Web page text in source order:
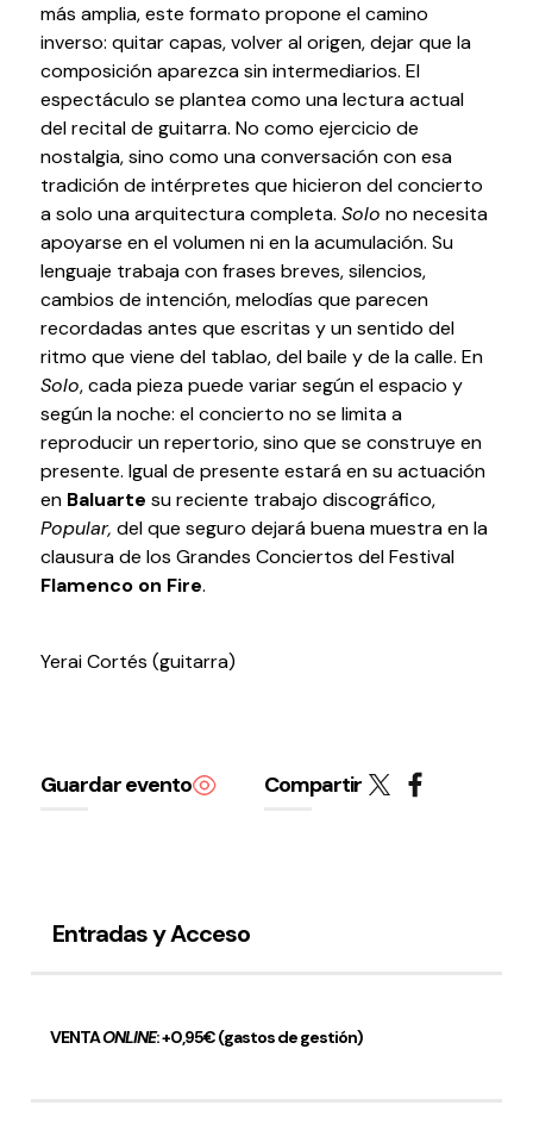
Servicios
Organizar evento
Testimonios
Últimos Eventos
Baluarte
¿Qué es Baluarte?
Taquilla
Cómo llegar
Contacto
Espacio accesible
Actualidad
Noticias
Proyecto Estratégico
Preguntas frecuentes
web
más amplia, este formato propone el camino
inverso: quitar capas, volver al origen, dejar que la
composición aparezca sin intermediarios. El
espectáculo se plantea como una lectura actual
del recital de guitarra. No como ejercicio de
nostalgia, sino como una conversación con esa
tradición de intérpretes que hicieron del concierto
a solo una arquitectura completa. Solo no necesita
apoyarse en el volumen ni en la acumulación. Su
lenguaje trabaja con frases breves, silencios,
cambios de intención, melodías que parecen
recordadas antes que escritas y un sentido del
ritmo que viene del tablao, del baile y de la calle. En
Solo, cada pieza puede variar según el espacio y
según la noche: el concierto no se limita a
reproducir un repertorio, sino que se construye en
presente. Igual de presente estará en su actuación
en Baluarte su reciente trabajo discográfico,
Popular, del que seguro dejará buena muestra en la
clausura de los Grandes Conciertos del Festival
Flamenco on Fire.
Yerai Cortés (guitarra)
Guardar evento Compartir
Entradas y Acceso
VENTAONLINE: +0,95€ (gastos de gestión)